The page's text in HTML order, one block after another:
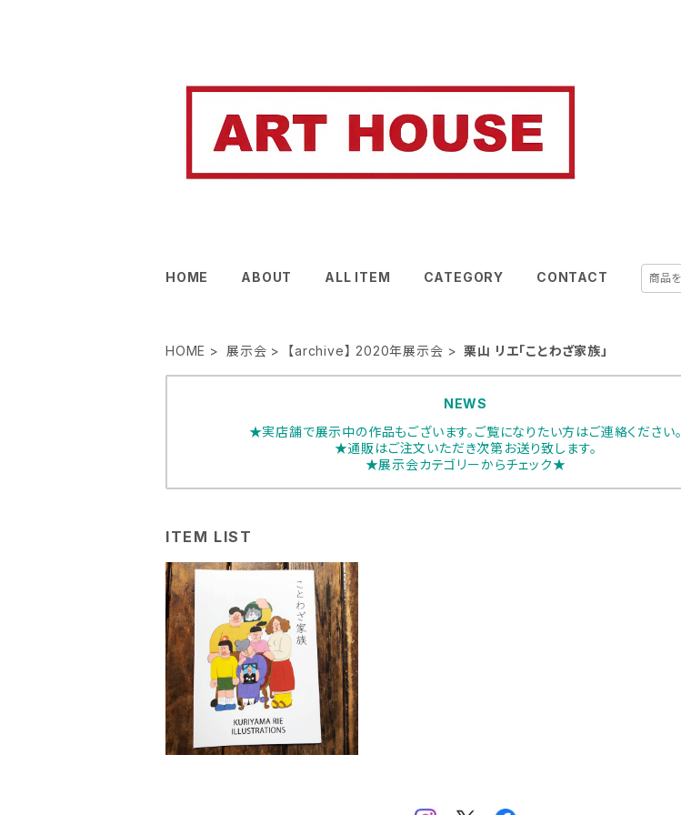
HOME ABOUT ALL ITEM CATEGORY CONTACT
HOME 展示会 【archive】 2020年展示会 栗山 リエ「ことわざ家族」
NEWS
★実店舗で展示中の作品もございます。ご覧になりたい方はご連絡ください。
★通販はご注文いただき次第お送り致します。
★展示会カテゴリーからチェック★
ITEM LIST
栗山リエ「ことわざ家族BO
OK」
¥840
SOLD OUT